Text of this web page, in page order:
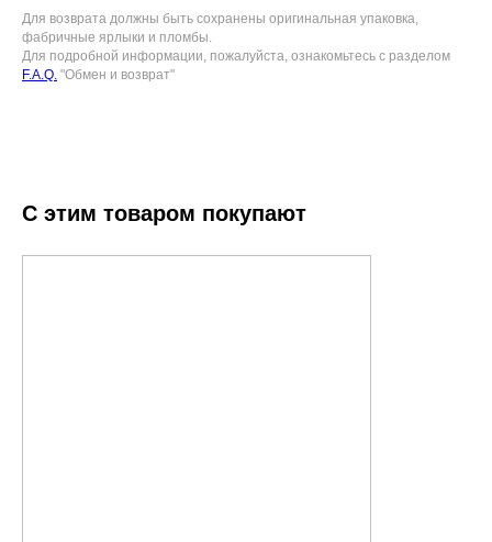
Для возврата должны быть сохранены оригинальная упаковка,
фабричные ярлыки и пломбы.
Для подробной информации, пожалуйста, ознакомьтесь с разделом
F.A.Q. "Обмен и возврат"
С этим товаром покупают